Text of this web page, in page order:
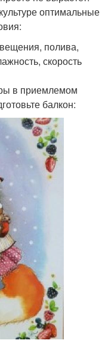
оптимальные
полива,
скорость
в приемлемом
балкон: